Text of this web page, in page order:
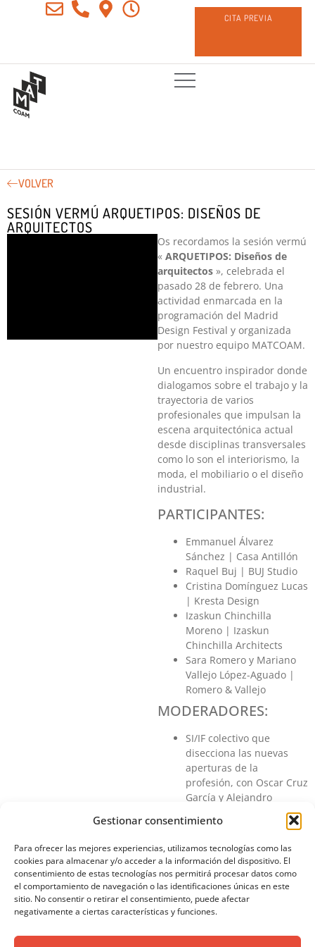
Gestionar consentimiento
Para ofrecer las mejores experiencias, utilizamos tecnologías como las
cookies para almacenar y/o acceder a la información del dispositivo. El
consentimiento de estas tecnologías nos permitirá procesar datos como
el comportamiento de navegación o las identificaciones únicas en este
sitio. No consentir o retirar el consentimiento, puede afectar
negativamente a ciertas características y funciones.
CITA PREVIA
VOLVER
SESIÓN VERMÚ ARQUETIPOS: DISEÑOS DE
ARQUITECTOS
Os recordamos la sesión vermú
« ARQUETIPOS: Diseños de
arquitectos », celebrada el
pasado 28 de febrero. Una
actividad enmarcada en la
programación del Madrid
Design Festival y organizada
por nuestro equipo MATCOAM.
Un encuentro inspirador donde
dialogamos sobre el trabajo y la
trayectoria de varios
profesionales que impulsan la
escena arquitectónica actual
desde disciplinas transversales
como lo son el interiorismo, la
moda, el mobiliario o el diseño
industrial.
PARTICIPANTES:
Emmanuel Álvarez
Sánchez | Casa Antillón
Raquel Buj | BUJ Studio
Cristina Domínguez Lucas
| Kresta Design
Izaskun Chinchilla
Moreno | Izaskun
Chinchilla Architects
Sara Romero y Mariano
Vallejo López-Aguado |
Romero & Vallejo
MODERADORES:
SI/IF colectivo que
disecciona las nuevas
aperturas de la
profesión, con Oscar Cruz
García y Alejandro
SÍGUENOS EN REDES